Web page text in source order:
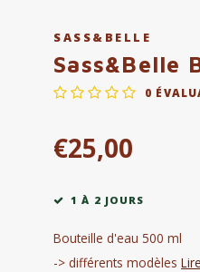
SASS&BELLE
Sass&Belle
0
€25,00
1 À 2 JOURS
Bouteille d'eau 500 ml
-> différents modèles